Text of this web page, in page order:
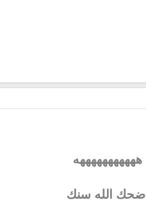
هههههههههههه
أضحك الله سنك